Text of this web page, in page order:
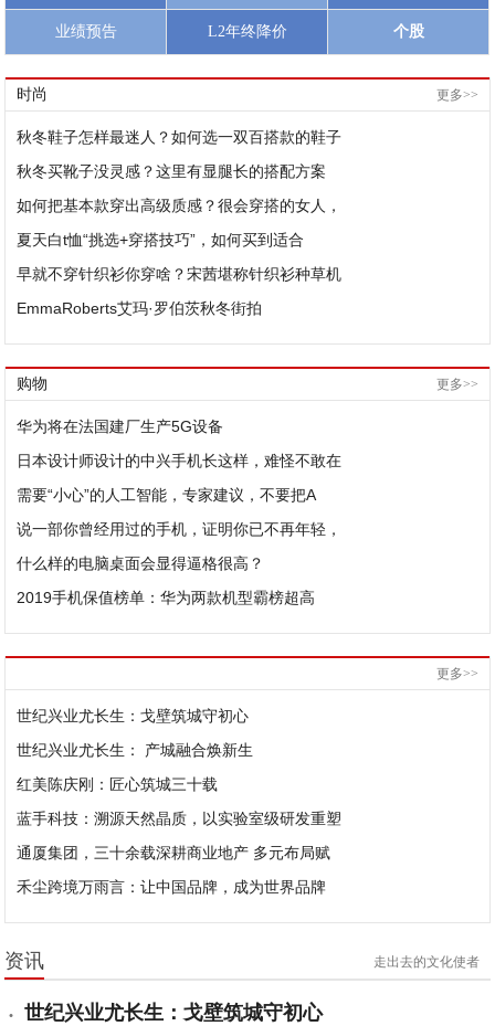
业绩预告 L2年终降价 个股
时尚 更多>>
秋冬鞋子怎样最迷人？如何选一双百搭款的鞋子
秋冬买靴子没灵感？这里有显腿长的搭配方案
如何把基本款穿出高级质感？很会穿搭的女人，
夏天白t恤“挑选+穿搭技巧”，如何买到适合
早就不穿针织衫你穿啥？宋茜堪称针织衫种草机
EmmaRoberts艾玛·罗伯茨秋冬街拍
购物 更多>>
华为将在法国建厂生产5G设备
日本设计师设计的中兴手机长这样，难怪不敢在
需要“小心”的人工智能，专家建议，不要把A
说一部你曾经用过的手机，证明你已不再年轻，
什么样的电脑桌面会显得逼格很高？
2019手机保值榜单：华为两款机型霸榜超高
更多>>
世纪兴业尤长生：戈壁筑城守初心
世纪兴业尤长生： 产城融合焕新生
红美陈庆刚：匠心筑城三十载
蓝手科技：溯源天然晶质，以实验室级研发重塑
通厦集团，三十余载深耕商业地产 多元布局赋
禾尘跨境万雨言：让中国品牌，成为世界品牌
资讯 走出去的文化使者
世纪兴业尤长生：戈壁筑城守初心